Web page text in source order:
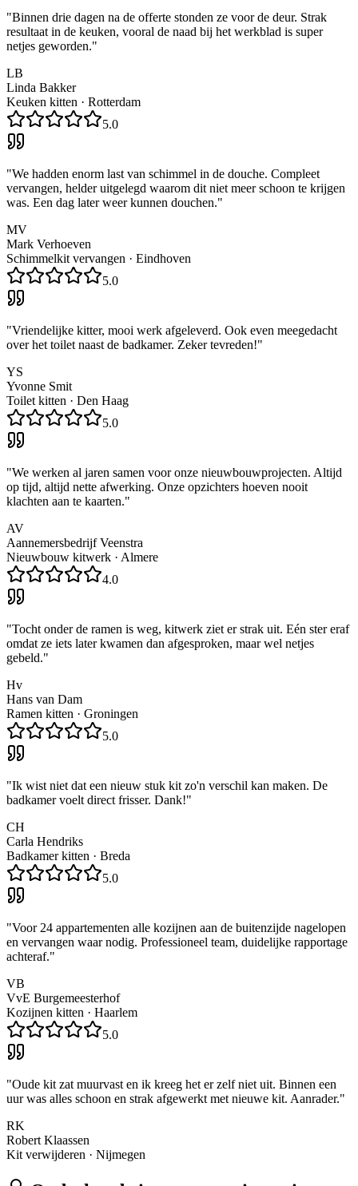
"Binnen drie dagen na de offerte stonden ze voor de deur. Strak
resultaat in de keuken, vooral de naad bij het werkblad is super
netjes geworden."
LB
Linda Bakker
Keuken kitten · Rotterdam
5.0
"We hadden enorm last van schimmel in de douche. Compleet
vervangen, helder uitgelegd waarom dit niet meer schoon te krijgen
was. Een dag later weer kunnen douchen."
MV
Mark Verhoeven
Schimmelkit vervangen · Eindhoven
5.0
"Vriendelijke kitter, mooi werk afgeleverd. Ook even meegedacht
over het toilet naast de badkamer. Zeker tevreden!"
YS
Yvonne Smit
Toilet kitten · Den Haag
5.0
"We werken al jaren samen voor onze nieuwbouwprojecten. Altijd
op tijd, altijd nette afwerking. Onze opzichters hoeven nooit
klachten aan te kaarten."
AV
Aannemersbedrijf Veenstra
Nieuwbouw kitwerk · Almere
4.0
"Tocht onder de ramen is weg, kitwerk ziet er strak uit. Eén ster eraf
omdat ze iets later kwamen dan afgesproken, maar wel netjes
gebeld."
Hv
Hans van Dam
Ramen kitten · Groningen
5.0
"Ik wist niet dat een nieuw stuk kit zo'n verschil kan maken. De
badkamer voelt direct frisser. Dank!"
CH
Carla Hendriks
Badkamer kitten · Breda
5.0
"Voor 24 appartementen alle kozijnen aan de buitenzijde nagelopen
en vervangen waar nodig. Professioneel team, duidelijke rapportage
achteraf."
VB
VvE Burgemeesterhof
Kozijnen kitten · Haarlem
5.0
"Oude kit zat muurvast en ik kreeg het er zelf niet uit. Binnen een
uur was alles schoon en strak afgewerkt met nieuwe kit. Aanrader."
RK
Robert Klaassen
Kit verwijderen · Nijmegen